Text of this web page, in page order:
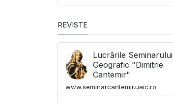
REVISTE
Lucrările Seminarului
Geografic "Dimitrie
Cantemir"
www.seminarcantemir.uaic.ro